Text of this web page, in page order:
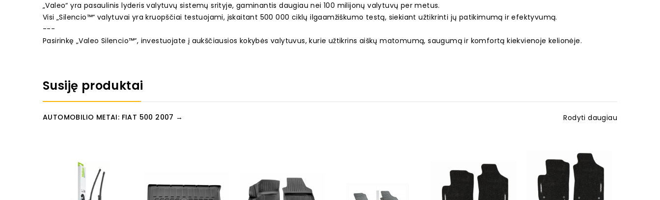
„Valeo“ yra pasaulinis lyderis valytuvų sistemų srityje, gaminantis daugiau nei 100 milijonų valytuvų per metus.
Visi „Silencio™“ valytuvai yra kruopščiai testuojami, įskaitant 500 000 ciklų ilgaamžiškumo testą, siekiant užtikrinti jų patikimumą ir efektyvumą.
---
Pasirinkę „Valeo Silencio™“, investuojate į aukščiausios kokybės valytuvus, kurie užtikrins aiškų matomumą, saugumą ir komfortą kiekvienoje kelionėje.
Susiję produktai
AUTOMOBILIO METAI: FIAT 500 2007 → Rodyti daugiau